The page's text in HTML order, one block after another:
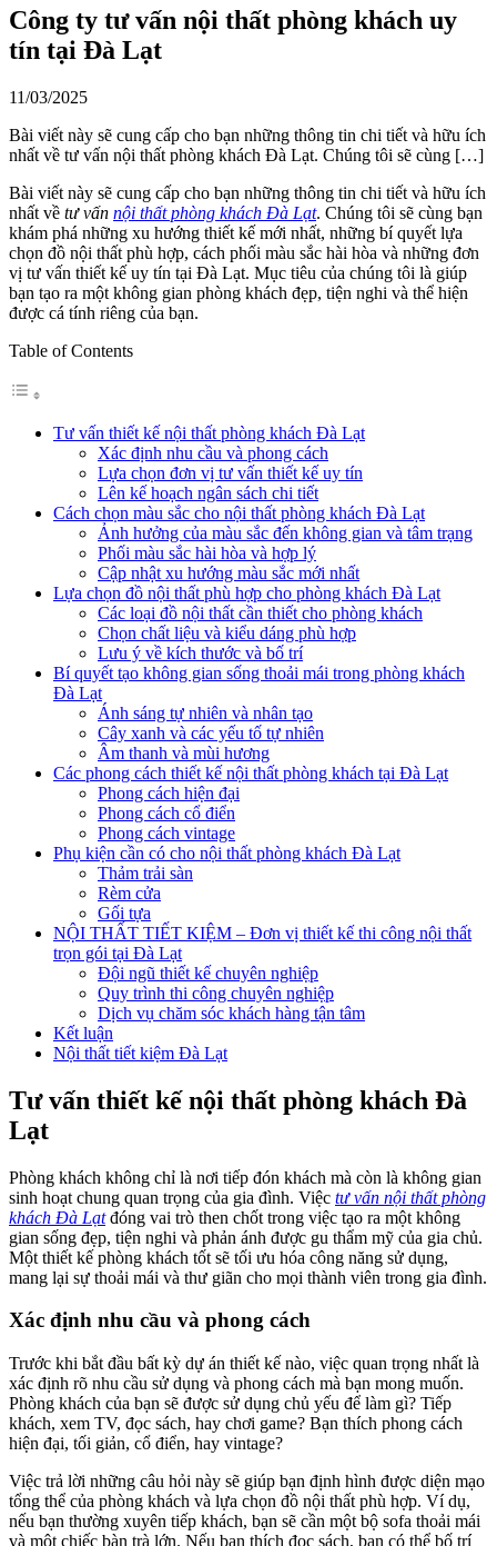
Công ty tư vấn nội thất phòng khách uy
tín tại Đà Lạt
11/03/2025
Bài viết này sẽ cung cấp cho bạn những thông tin chi tiết và hữu ích
nhất về tư vấn nội thất phòng khách Đà Lạt. Chúng tôi sẽ cùng […]
Bài viết này sẽ cung cấp cho bạn những thông tin chi tiết và hữu ích
nhất về tư vấn nội thất phòng khách Đà Lạt. Chúng tôi sẽ cùng bạn
khám phá những xu hướng thiết kế mới nhất, những bí quyết lựa
chọn đồ nội thất phù hợp, cách phối màu sắc hài hòa và những đơn
vị tư vấn thiết kế uy tín tại Đà Lạt. Mục tiêu của chúng tôi là giúp
bạn tạo ra một không gian phòng khách đẹp, tiện nghi và thể hiện
được cá tính riêng của bạn.
Table of Contents
Tư vấn thiết kế nội thất phòng khách Đà Lạt
Xác định nhu cầu và phong cách
Lựa chọn đơn vị tư vấn thiết kế uy tín
Lên kế hoạch ngân sách chi tiết
Cách chọn màu sắc cho nội thất phòng khách Đà Lạt
Ảnh hưởng của màu sắc đến không gian và tâm trạng
Phối màu sắc hài hòa và hợp lý
Cập nhật xu hướng màu sắc mới nhất
Lựa chọn đồ nội thất phù hợp cho phòng khách Đà Lạt
Các loại đồ nội thất cần thiết cho phòng khách
Chọn chất liệu và kiểu dáng phù hợp
Lưu ý về kích thước và bố trí
Bí quyết tạo không gian sống thoải mái trong phòng khách
Đà Lạt
Ánh sáng tự nhiên và nhân tạo
Cây xanh và các yếu tố tự nhiên
Âm thanh và mùi hương
Các phong cách thiết kế nội thất phòng khách tại Đà Lạt
Phong cách hiện đại
Phong cách cổ điển
Phong cách vintage
Phụ kiện cần có cho nội thất phòng khách Đà Lạt
Thảm trải sàn
Rèm cửa
Gối tựa
NỘI THẤT TIẾT KIỆM – Đơn vị thiết kế thi công nội thất
trọn gói tại Đà Lạt
Đội ngũ thiết kế chuyên nghiệp
Quy trình thi công chuyên nghiệp
Dịch vụ chăm sóc khách hàng tận tâm
Kết luận
Nội thất tiết kiệm Đà Lạt
Tư vấn thiết kế nội thất phòng khách Đà
Lạt
Phòng khách không chỉ là nơi tiếp đón khách mà còn là không gian
sinh hoạt chung quan trọng của gia đình. Việc tư vấn nội thất phòng
khách Đà Lạtđóng vai trò then chốt trong việc tạo ra một không
gian sống đẹp, tiện nghi và phản ánh được gu thẩm mỹ của gia chủ.
Một thiết kế phòng khách tốt sẽ tối ưu hóa công năng sử dụng,
mang lại sự thoải mái và thư giãn cho mọi thành viên trong gia đình.
Xác định nhu cầu và phong cách
Trước khi bắt đầu bất kỳ dự án thiết kế nào, việc quan trọng nhất là
xác định rõ nhu cầu sử dụng và phong cách mà bạn mong muốn.
Phòng khách của bạn sẽ được sử dụng chủ yếu để làm gì? Tiếp
khách, xem TV, đọc sách, hay chơi game? Bạn thích phong cách
hiện đại, tối giản, cổ điển, hay vintage?
Việc trả lời những câu hỏi này sẽ giúp bạn định hình được diện mạo
tổng thể của phòng khách và lựa chọn đồ nội thất phù hợp. Ví dụ,
nếu bạn thường xuyên tiếp khách, bạn sẽ cần một bộ sofa thoải mái
và một chiếc bàn trà lớn. Nếu bạn thích đọc sách, bạn có thể bố trí